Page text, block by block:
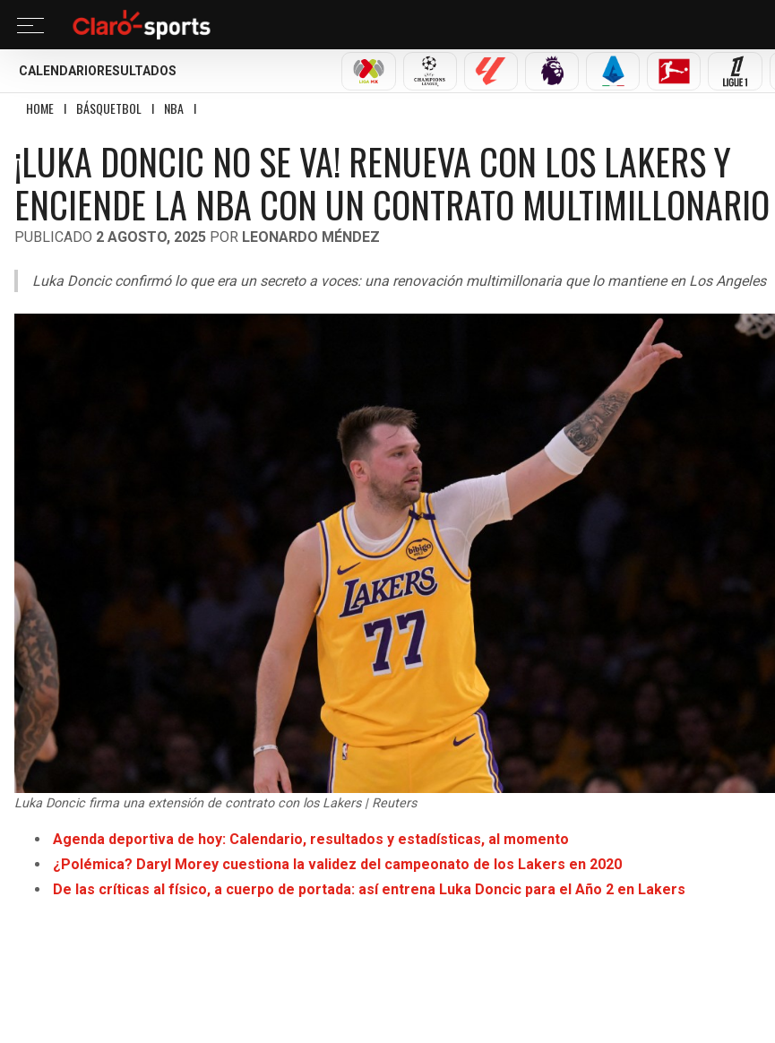
CALENDARIO RESULTADOS
LIGA MX CHAMPIONS LEAGUE
LALIGA PREMIER LEAGUE
SERIE A BUNDESLIGALIGUE 1
HOME I BÁSQUETBOL I NBA I
¡LUKA DONCIC NO SE VA! RENUEVA CON LOS LAKERS Y
ENCIENDE LA NBA CON UN CONTRATO MULTIMILLONARIO
PUBLICADO 2 AGOSTO, 2025 POR LEONARDO MÉNDEZ
Luka Doncic confirmó lo que era un secreto a voces: una renovación multimillonaria que lo mantiene en Los Angeles
Luka Doncic firma una extensión de contrato con los Lakers | Reuters
Agenda deportiva de hoy: Calendario, resultados y estadísticas, al momento
¿Polémica? Daryl Morey cuestiona la validez del campeonato de los Lakers en 2020
De las críticas al físico, a cuerpo de portada: así entrena Luka Doncic para el Año 2 en Lakers